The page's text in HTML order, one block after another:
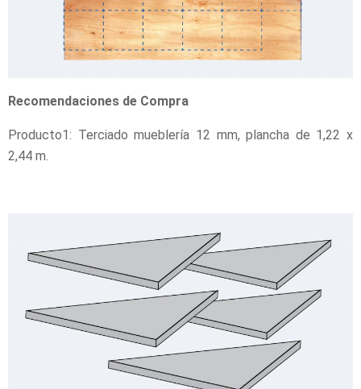
Recomendaciones de Compra
Producto1: Terciado mueblería 12 mm, plancha de 1,22 x
2,44 m.